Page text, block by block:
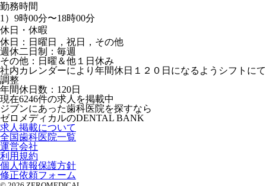
勤務時間
1）9時00分〜18時00分
休日・休暇
休日：日曜日，祝日，その他
週休二日制：毎週
その他：日曜＆他１日休み
社内カレンダーにより年間休日１２０日になるようシフトにて
調整
年間休日数：120日
現在6246件の求人を掲載中
ジブンにあった歯科医院を探すなら
ゼロメディカルのDENTAL BANK
求人掲載について
全国歯科医院一覧
運営会社
利用規約
個人情報保護方針
修正依頼フォーム